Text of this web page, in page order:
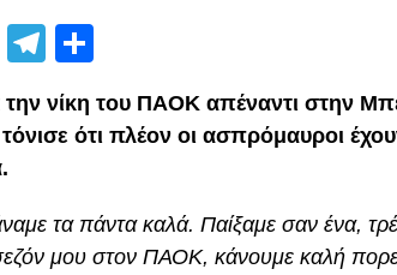
LinkedIn
Telegram
νίκη του ΠΑΟΚ απέναντι στην
ότι πλέον οι ασπρόμαυροι
τα πάντα καλά. Παίξαμε σαν ένα,
μου στον ΠΑΟΚ, κάνουμε καλή